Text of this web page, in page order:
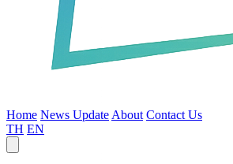
Home News Update About Contact Us
TH EN